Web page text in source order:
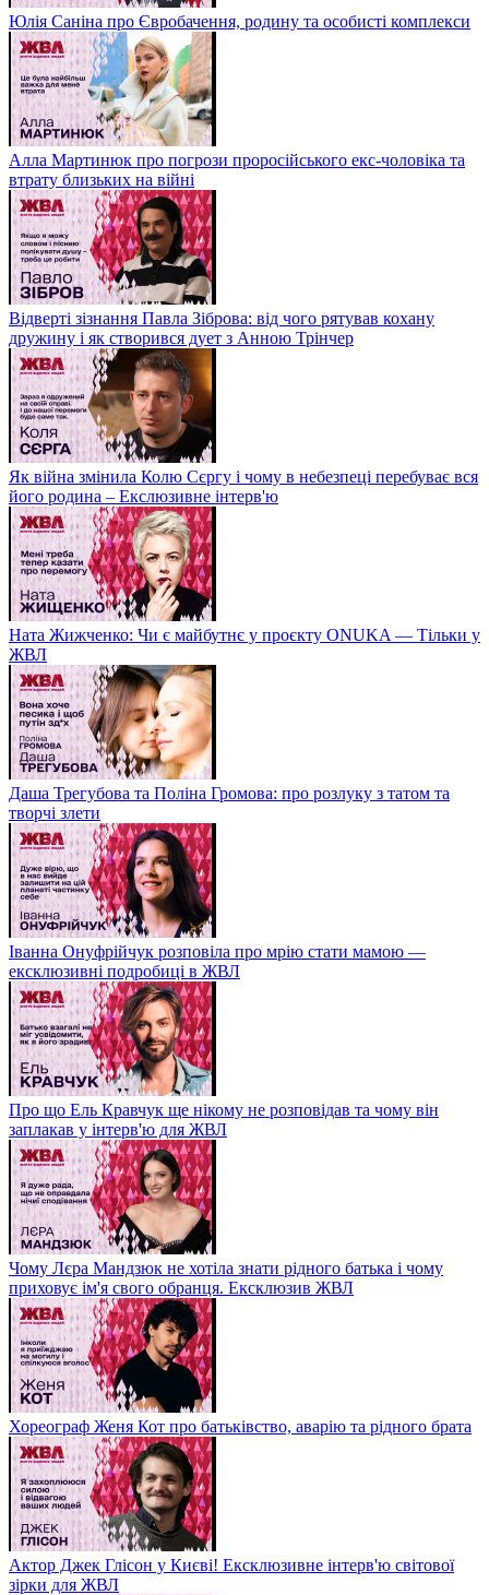
Юлія Саніна про Євробачення, родину та особисті комплекси
Алла Мартинюк про погрози проросійського екс-чоловіка та
втрату близьких на війні
Відверті зізнання Павла Зіброва: від чого рятував кохану
дружину і як створився дует з Анною Трінчер
Як війна змінила Колю Сєргу і чому в небезпеці перебуває вся
його родина – Екслюзивне інтерв'ю
Ната Жижченко: Чи є майбутнє у проєкту ONUKA — Тільки у
ЖВЛ
Даша Трегубова та Поліна Громова: про розлуку з татом та
творчі злети
Іванна Онуфрійчук розповіла про мрію стати мамою —
ексклюзивні подробиці в ЖВЛ
Про що Ель Кравчук ще нікому не розповідав та чому він
заплакав у інтерв'ю для ЖВЛ
Чому Лєра Мандзюк не хотіла знати рідного батька і чому
приховує ім'я свого обранця. Ексклюзив ЖВЛ
Хореограф Женя Кот про батьківство, аварію та рідного брата
Актор Джек Глісон у Києві! Ексклюзивне інтерв'ю світової
зірки для ЖВЛ